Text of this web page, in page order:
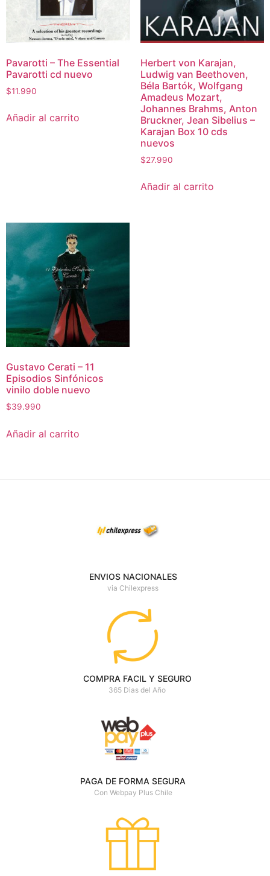
Pavarotti – The Essential
Pavarotti cd nuevo
$11.990
Añadir al carrito
Herbert von Karajan,
Ludwig van Beethoven,
Béla Bartók, Wolfgang
Amadeus Mozart,
Johannes Brahms, Anton
Bruckner, Jean Sibelius –
Karajan Box 10 cds
nuevos
$27.990
Añadir al carrito
Gustavo Cerati – 11
Episodios Sinfónicos
vinilo doble nuevo
$39.990
Añadir al carrito
ENVIOS NACIONALES
via Chilexpress
COMPRA FACIL Y SEGURO
365 Dias del Año
PAGA DE FORMA SEGURA
Con Webpay Plus Chile